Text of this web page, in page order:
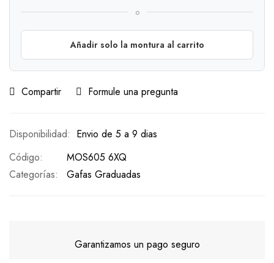
o
Añadir solo la montura al carrito
Compartir Formule una pregunta
Envio de 5 a 9 dias
Código
MOS605 6XQ
Categorías:
Gafas Graduadas
Garantizamos un pago seguro